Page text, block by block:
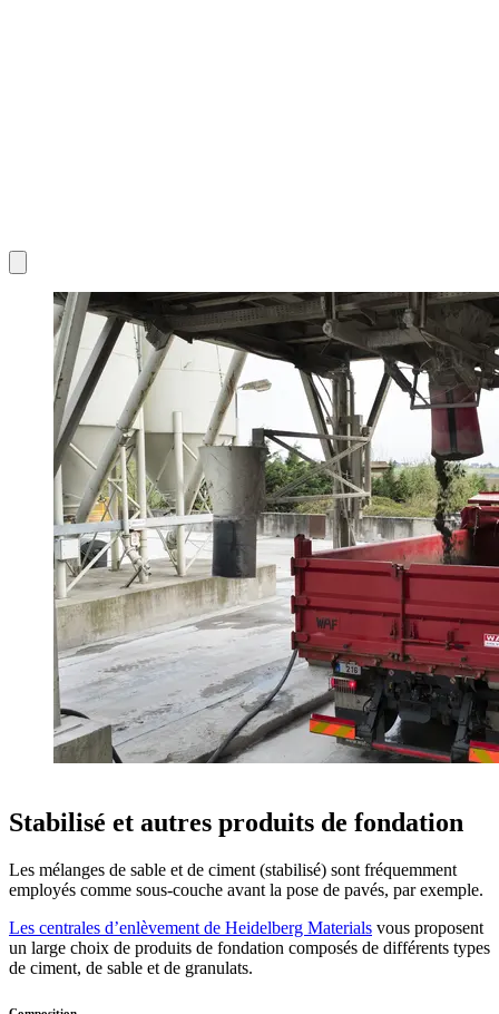
Stabilisé et autres produits de fondation
Les mélanges de sable et de ciment (stabilisé) sont fréquemment
employés comme sous-couche avant la pose de pavés, par exemple.
Les centrales d’enlèvement de Heidelberg Materials vous proposent
un large choix de produits de fondation composés de différents types
de ciment, de sable et de granulats.